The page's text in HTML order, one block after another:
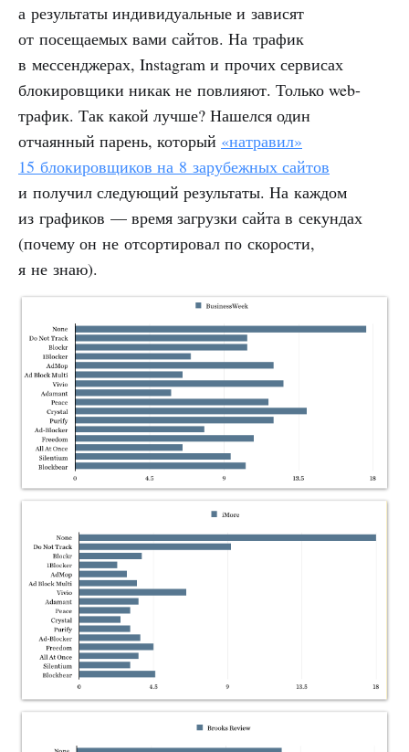
а результаты индивидуальные и зависят
от посещаемых вами сайтов. На трафик
в мессенджерах, Instagram и прочих сервисах
блокировщики никак не повлияют. Только web-
трафик. Так какой лучше? Нашелся один
отчаянный парень, который «натравил»
15 блокировщиков на 8 зарубежных сайтов
и получил следующий результаты. На каждом
из графиков — время загрузки сайта в секундах
(почему он не отсортировал по скорости,
я не знаю).